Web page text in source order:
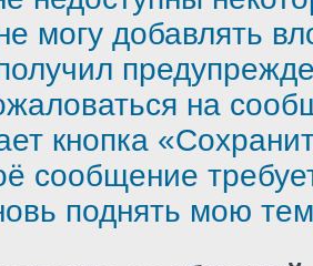
могу добавлять
на
кнопка
сообщение
поднять мою